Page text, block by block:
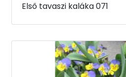
Első tavaszi kaláka 071